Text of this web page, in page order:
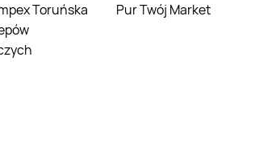
Pur Twój Market